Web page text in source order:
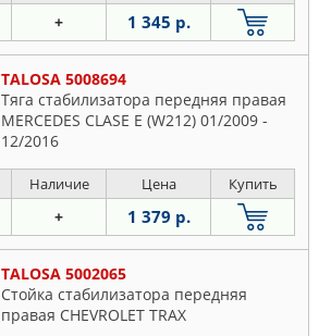
+ 1 345 р.
TALOSA 5008694
Тяга стабилизатора передняя правая
MERCEDES CLASE E (W212) 01/2009 -
12/2016
Наличие Цена Купить
+ 1 379 р.
TALOSA 5002065
Стойка стабилизатора передняя
правая CHEVROLET TRAX